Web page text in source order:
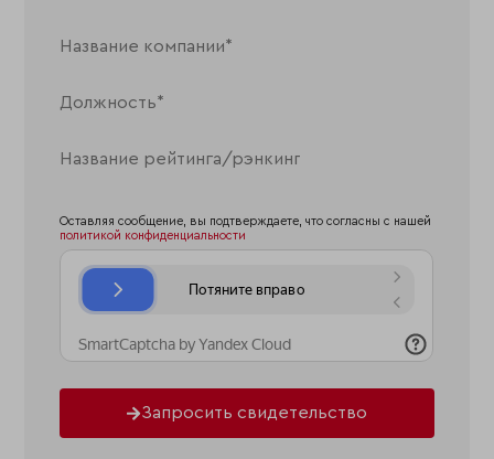
Оставляя сообщение, вы подтверждаете, что согласны с нашей
политикой конфиденциальности
Запросить свидетельство